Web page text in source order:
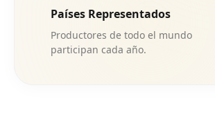
Países Representados
Productores de todo el mundo
participan cada año.